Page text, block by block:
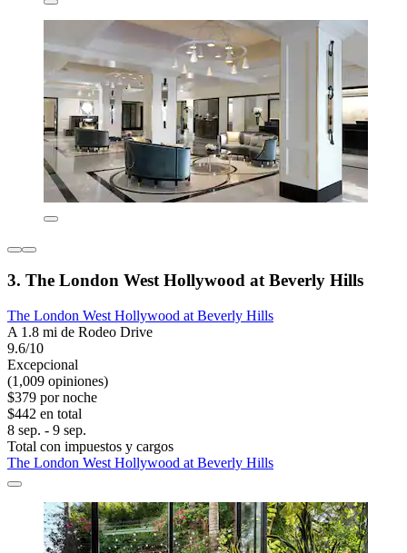
3. The London West Hollywood at Beverly Hills
The London West Hollywood at Beverly Hills
A 1.8 mi de Rodeo Drive
9.6/10
Excepcional
(1,009 opiniones)
$379 por noche
$442 en total
8 sep. - 9 sep.
Total con impuestos y cargos
The London West Hollywood at Beverly Hills